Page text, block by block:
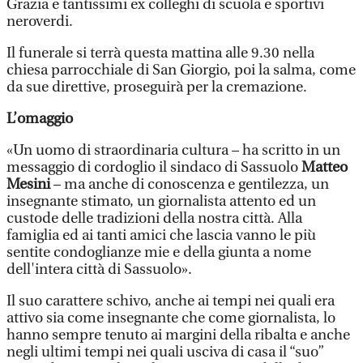
Grazia e tantissimi ex colleghi di scuola e sportivi
neroverdi.
Il funerale si terrà questa mattina alle 9.30 nella
chiesa parrocchiale di San Giorgio, poi la salma, come
da sue direttive, proseguirà per la cremazione.
L’omaggio
«Un uomo di straordinaria cultura – ha scritto in un
messaggio di cordoglio il sindaco di SassuoloMatteo
Mesini– ma anche di conoscenza e gentilezza, un
insegnante stimato, un giornalista attento ed un
custode delle tradizioni della nostra città. Alla
famiglia ed ai tanti amici che lascia vanno le più
sentite condoglianze mie e della giunta a nome
dell'intera città di Sassuolo».
Il suo carattere schivo, anche ai tempi nei quali era
attivo sia come insegnante che come giornalista, lo
hanno sempre tenuto ai margini della ribalta e anche
negli ultimi tempi nei quali usciva di casa il “suo”